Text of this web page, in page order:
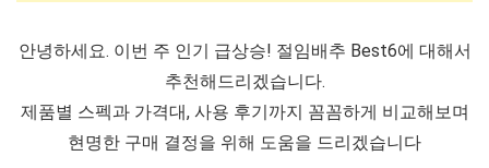
안녕하세요. 이번 주 인기 급상승! 절임배추 Best6에 대해서
추천해드리겠습니다.
제품별 스펙과 가격대, 사용 후기까지 꼼꼼하게 비교해보며
현명한 구매 결정을 위해 도움을 드리겠습니다